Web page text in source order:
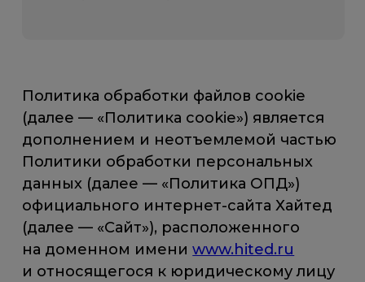
Политика обработки файлов cookie
(далее — «Политика cookie») является
дополнением и неотъемлемой частью
Политики обработки персональных
данных (далее — «Политика ОПД»)
официального интернет-сайта Хайтед
(далее — «Сайт»), расположенного
на доменном имениwww.hited.ru
и относящегося к юридическому лицу